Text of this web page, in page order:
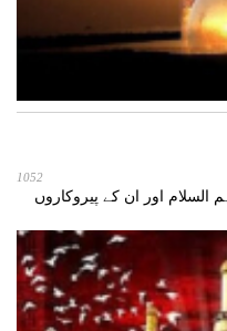
1052
السلام اور ان کے پیروکاروں